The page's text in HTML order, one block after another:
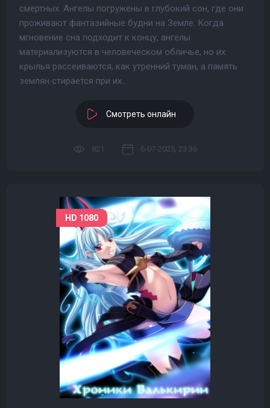
смертных. Ангелы погружены в глубокий сон, где они
проживают фантазийные будни на Земле. Когда
мгновение сна подходит к концу, ангелы
материализуются в человеческом обличье, но их
крылья рассеиваются, как утренний туман, а память
землян стирается при их...
Смотреть онлайн
821 6-07-2025, 23:36
HD 1080